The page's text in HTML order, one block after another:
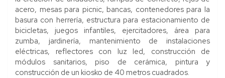
acero, mesas para picnic, bancas, contenedores para la
basura con herrería, estructura para estacionamiento de
bicicletas, juegos infantiles, ejercitadores, área para
zumba, jardinería, mantenimiento de instalaciones
eléctricas, reflectores con luz led, construcción de
módulos sanitarios, piso de cerámica, pintura y
construcción de un kiosko de 40 metros cuadrados.